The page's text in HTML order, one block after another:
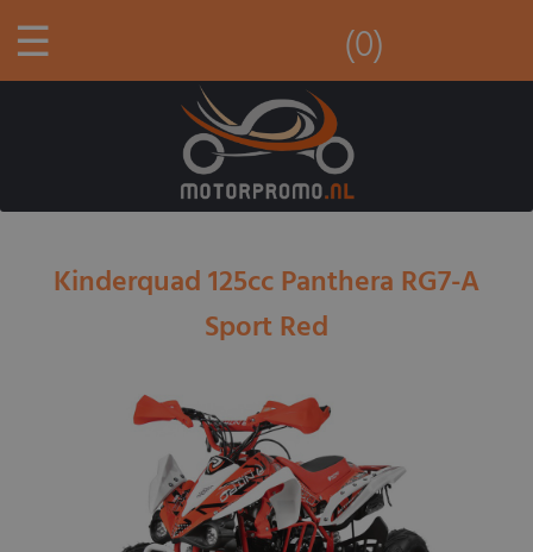
☰ (0)
Kinderquad 125cc Panthera RG7-A
Sport Red